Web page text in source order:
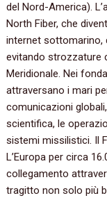
del Nord-America).
North Fiber, che
internet sottomarino,
evitando strozzature
Meridionale. Nei
attraversano i mari
comunicazioni
scientifica, le
sistemi missilistici. Il
L’Europa per circa
collegamento
tragitto non solo più